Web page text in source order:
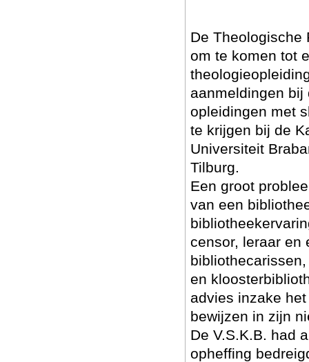
De Theologische
om te komen tot
aanmeldingen bij
opleidingen met
te krijgen bij de
Universiteit
Tilburg.
Een groot
van een
censor, leraar en
en
advies inzake
bewijzen in zijn
De V.S.K.B. had
opheffing